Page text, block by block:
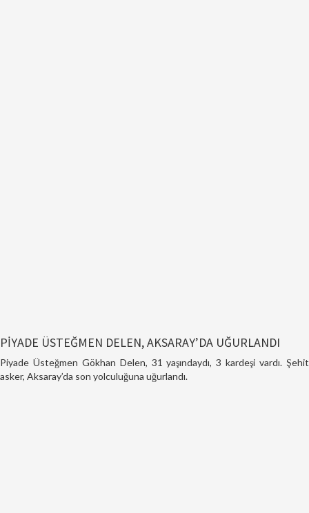
PİYADE ÜSTEĞMEN DELEN, AKSARAY’DA UĞURLANDI
Piyade Üsteğmen Gökhan Delen, 31 yaşındaydı, 3 kardeşi vardı. Şehit
asker, Aksaray’da son yolculuğuna uğurlandı.